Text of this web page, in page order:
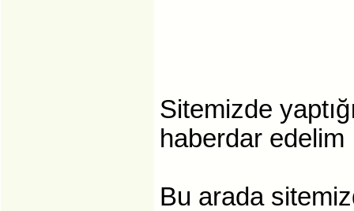
Sitemizde
haberdar edelim
Bu arada